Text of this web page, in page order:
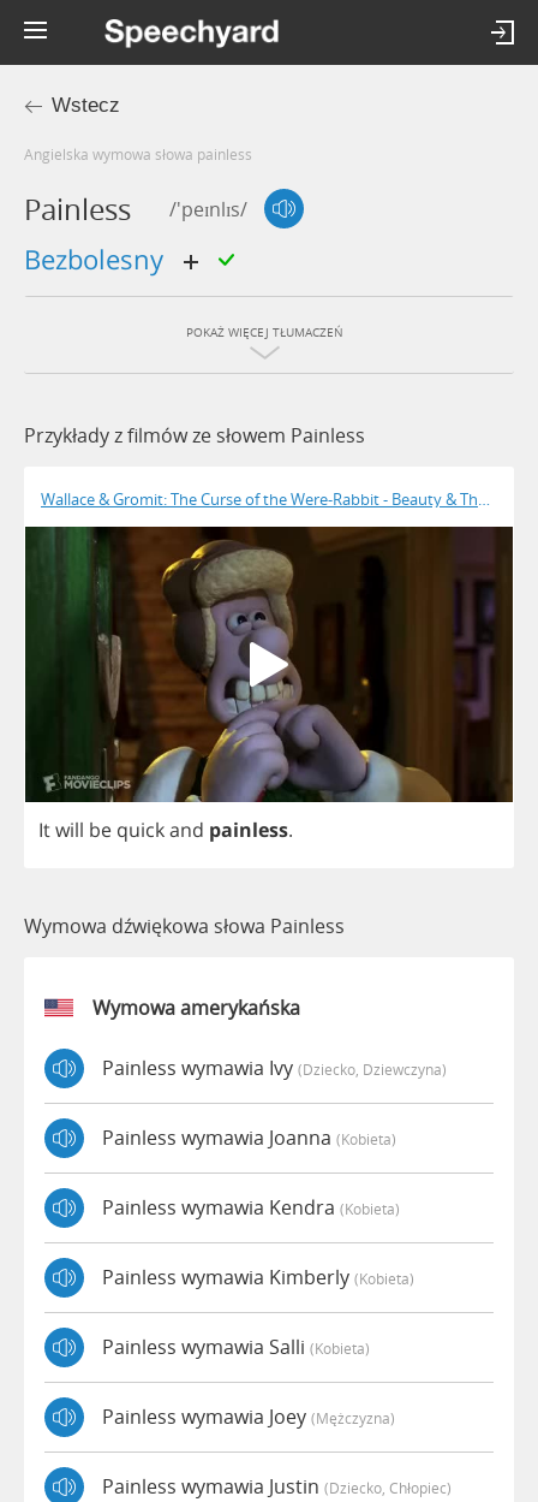
Wstecz
Angielska wymowa słowa painless
Painless /'peɪnlɪs/
bezbolesny
POKAŻ WIĘCEJ TŁUMACZEŃ
Przykłady z filmów ze słowem Painless
Wallace & Gromit: The Curse of the Were-Rabbit - Beauty & The Beast
Itwill be quickand painless.
Wymowa dźwiękowa słowa Painless
Wymowa amerykańska
Painless wymawia Ivy (dziecko, Dziewczyna)
Painless wymawia Joanna (kobieta)
Painless wymawia Kendra (kobieta)
Painless wymawia Kimberly (kobieta)
Painless wymawia Salli (kobieta)
Painless wymawia Joey (mężczyzna)
Painless wymawia Justin (dziecko, Chłopiec)